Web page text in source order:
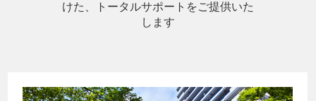
けた、トータルサポートをご提供いた
します